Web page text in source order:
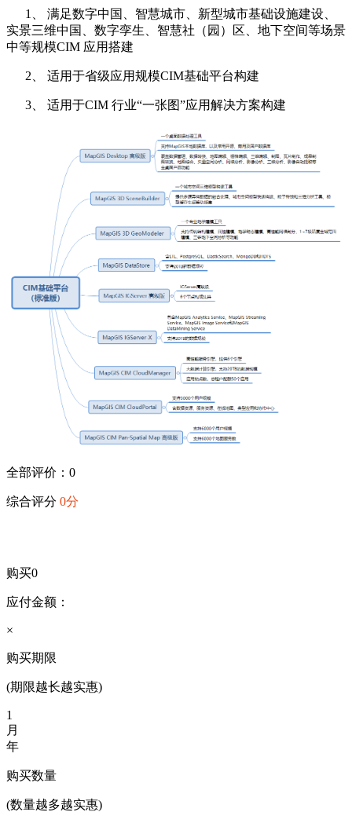
1、 满足数字中国、智慧城市、新型城市基础设施建设、
实景三维中国、数字孪生、智慧社（园）区、地下空间等场景
中等规模CIM 应用搭建
2、 适用于省级应用规模CIM基础平台构建
3、 适用于CIM 行业“一张图”应用解决方案构建
全部评价：0
综合评分 0分
购买0
应付金额：
×
购买期限
(期限越长越实惠)
1
月
年
购买数量
(数量越多越实惠)